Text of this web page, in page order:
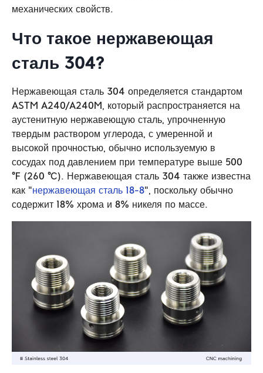
механических свойств.
Что такое нержавеющая
сталь 304?
Нержавеющая сталь 304 определяется стандартом
ASTM A240/A240M, который распространяется на
аустенитную нержавеющую сталь, упрочненную
твердым раствором углерода, с умеренной и
высокой прочностью, обычно используемую в
сосудах под давлением при температуре выше 500
°F (260 °C). Нержавеющая сталь 304 также известна
как "нержавеющая сталь 18-8", поскольку обычно
содержит 18% хрома и 8% никеля по массе.